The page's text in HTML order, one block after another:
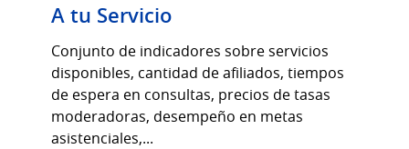
A tu Servicio
Conjunto de indicadores sobre servicios
disponibles, cantidad de afiliados, tiempos
de espera en consultas, precios de tasas
moderadoras, desempeño en metas
asistenciales,...